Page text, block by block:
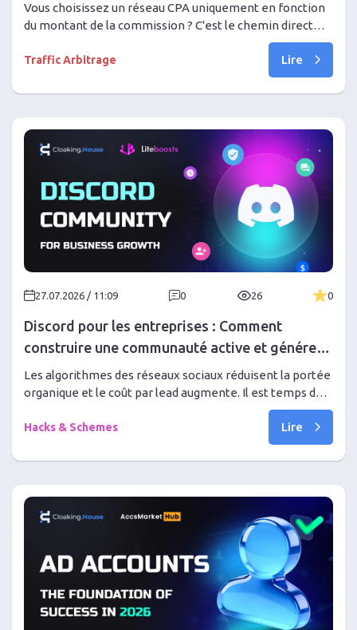
Vous choisissez un réseau CPA uniquement en fonction
du montant de la commission ? C'est le chemin direct
vers l'épuisement de votre budget ! Lisez notre guide
complet : comment vérifier globalement la fiabilité d'un
programme d'affiliation, éviter un shave sévère, évaluer
les conditions réelles du hold et atteindre une
Traffic Arbitrage Lire
27.07.2026 / 11:09 0 26 0
Discord pour les entreprises : Comment
construire une communauté active et générer
du trafic sans bannissements
Les algorithmes des réseaux sociaux réduisent la portée
organique et le coût par lead augmente. Il est temps de
créer vos propres communautés privées sur Discord et
de générer du trafic sans bannissements
Hacks & Schemes Lire